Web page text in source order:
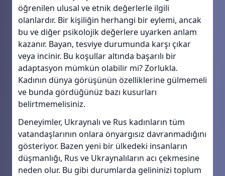
öğrenilen ulusal ve etnik değerlerle ilgili
olanlardır. Bir kişiliğin herhangi bir eylemi, ancak
bu ve diğer psikolojik değerlere uyarken anlam
kazanır. Bayan, tesviye durumunda karşı çıkar
veya incinir. Bu koşullar altında başarılı bir
adaptasyon mümkün olabilir mi? Zorlukla.
Kadının dünya görüşünün özelliklerine gülmemeli
ve bunda gördüğünüz bazı kusurları
belirtmemelisiniz.
Deneyimler, Ukraynalı ve Rus kadınların tüm
vatandaşlarının onlara önyargısız davranmadığını
gösteriyor. Bazen yeni bir ülkedeki insanların
düşmanlığı, Rus ve Ukraynalıların acı çekmesine
neden olur. Bu gibi durumlarda gelininizi toplum